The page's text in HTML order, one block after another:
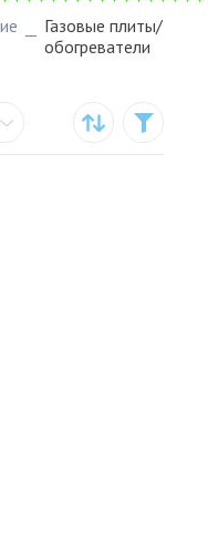
Газовые плиты/
обогреватели